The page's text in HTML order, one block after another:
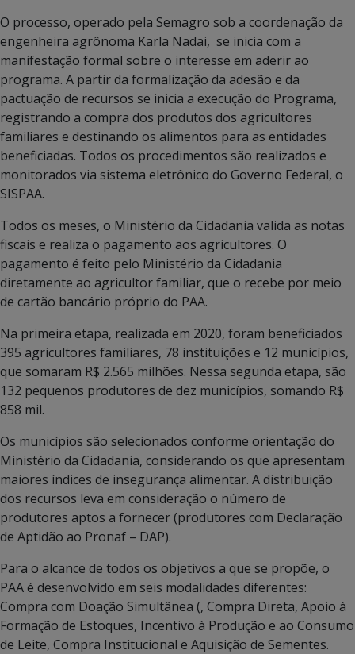
O processo, operado pela Semagro sob a coordenação da
engenheira agrônoma Karla Nadai, se inicia com a
manifestação formal sobre o interesse em aderir ao
programa. A partir da formalização da adesão e da
pactuação de recursos se inicia a execução do Programa,
registrando a compra dos produtos dos agricultores
familiares e destinando os alimentos para as entidades
beneficiadas. Todos os procedimentos são realizados e
monitorados via sistema eletrônico do Governo Federal, o
SISPAA.
Todos os meses, o Ministério da Cidadania valida as notas
fiscais e realiza o pagamento aos agricultores. O
pagamento é feito pelo Ministério da Cidadania
diretamente ao agricultor familiar, que o recebe por meio
de cartão bancário próprio do PAA.
Na primeira etapa, realizada em 2020, foram beneficiados
395 agricultores familiares, 78 instituições e 12 municípios,
que somaram R$ 2.565 milhões. Nessa segunda etapa, são
132 pequenos produtores de dez municípios, somando R$
858 mil.
Os municípios são selecionados conforme orientação do
Ministério da Cidadania, considerando os que apresentam
maiores índices de insegurança alimentar. A distribuição
dos recursos leva em consideração o número de
produtores aptos a fornecer (produtores com Declaração
de Aptidão ao Pronaf – DAP).
Para o alcance de todos os objetivos a que se propõe, o
PAA é desenvolvido em seis modalidades diferentes:
Compra com Doação Simultânea (, Compra Direta, Apoio à
Formação de Estoques, Incentivo à Produção e ao Consumo
de Leite, Compra Institucional e Aquisição de Sementes.